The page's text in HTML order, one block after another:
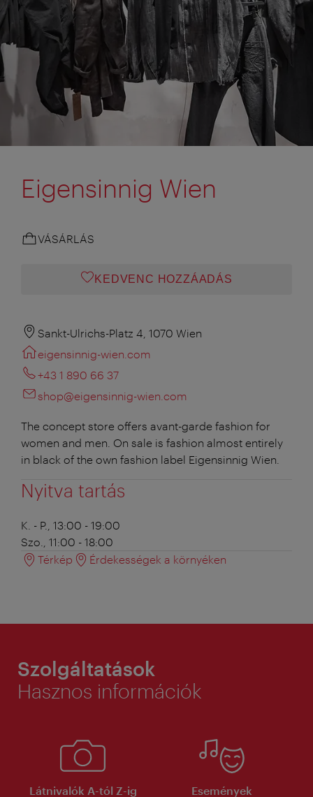
Eigensinnig Wien
VÁSÁRLÁS
KEDVENC HOZZÁADÁS
Sankt-Ulrichs-Platz 4, 1070 Wien
eigensinnig-wien.com
+43 1 890 66 37
shop@eigensinnig-wien.com
The concept store offers avant-garde fashion for
women and men. On sale is fashion almost entirely
in black of the own fashion label Eigensinnig Wien.
Nyitva tartás
K. - P., 13:00 - 19:00
Szo., 11:00 - 18:00
Térkép
Érdekességek a környéken
Szolgáltatások
Hasznos információk
Látnivalók A-tól Z-ig Események